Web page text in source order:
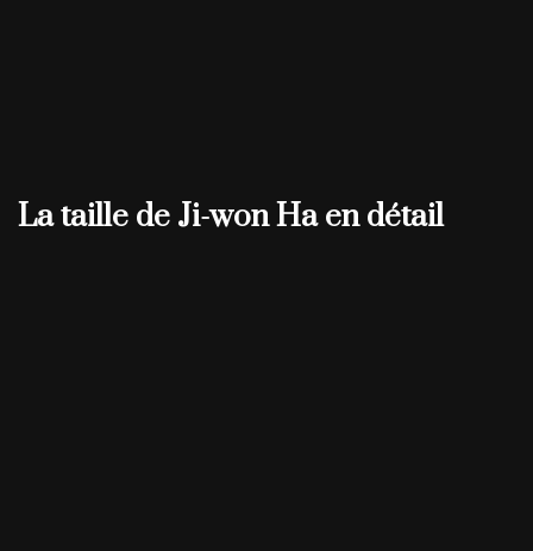
La taille de Ji-won Ha en détail